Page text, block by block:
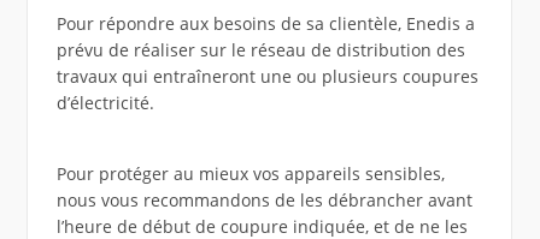
Pour répondre aux besoins de sa clientèle, Enedis a
prévu de réaliser sur le réseau de distribution des
travaux qui entraîneront une ou plusieurs coupures
d’électricité.
Pour protéger au mieux vos appareils sensibles,
nous vous recommandons de les débrancher avant
l’heure de début de coupure indiquée, et de ne les